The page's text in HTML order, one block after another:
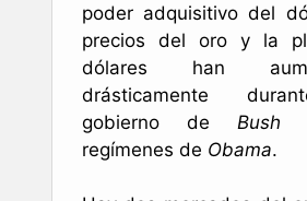
poder adquisitivo del
precios del oro y la
dólares han
drásticamente
gobierno de Bush
regímenes de Obama.